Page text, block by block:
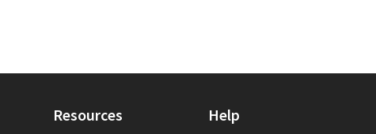
Resources Help